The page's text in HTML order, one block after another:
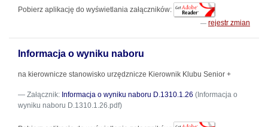
Pobierz aplikację do wyświetlania załączników:
rejestr zmian
Informacja o wyniku naboru
na kierownicze stanowisko urzędznicze Kierownik Klubu Senior +
Załącznik: Informacja o wyniku naboru D.1310.1.26 (Informacja o
wyniku naboru D.1310.1.26.pdf)